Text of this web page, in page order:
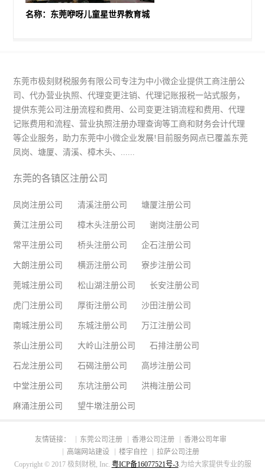
名称：东莞咿呀儿童星世界教育城
东莞市极刻财税服务有限公司专注为中小微企业提供工商注册公
司、代办营业执照、代理变更注销、代理记账报税一站式服务，
提供东莞公司注册流程和费用、公司变更注销流程和费用、代理
记账费用和流程、营业执照注册办理查询等工商和财务会计代理
等企业服务，助力东莞中小微企业发展!目前服务网点已覆盖东莞
凤岗、塘厦、清溪、樟木头、......
东莞的各镇区注册公司
凤岗注册公司 清溪注册公司 塘厦注册公司
黄江注册公司 樟木头注册公司 谢岗注册公司
常平注册公司 桥头注册公司 企石注册公司
大朗注册公司 横沥注册公司 寮步注册公司
莞城注册公司 松山湖注册公司 长安注册公司
虎门注册公司 厚街注册公司 沙田注册公司
南城注册公司 东城注册公司 万江注册公司
茶山注册公司 大岭山注册公司 石排注册公司
石龙注册公司 石碣注册公司 高埗注册公司
中堂注册公司 东坑注册公司 洪梅注册公司
麻涌注册公司 望牛墩注册公司
友情链接： 东莞公司注册 香港公司注册
香港公司年审
高端网站建设
楼宇自控
拉萨公司注册
Copyright © 2017 极刻财税, Inc. 粤ICP备16077521号-3.为给大家提供专业的服